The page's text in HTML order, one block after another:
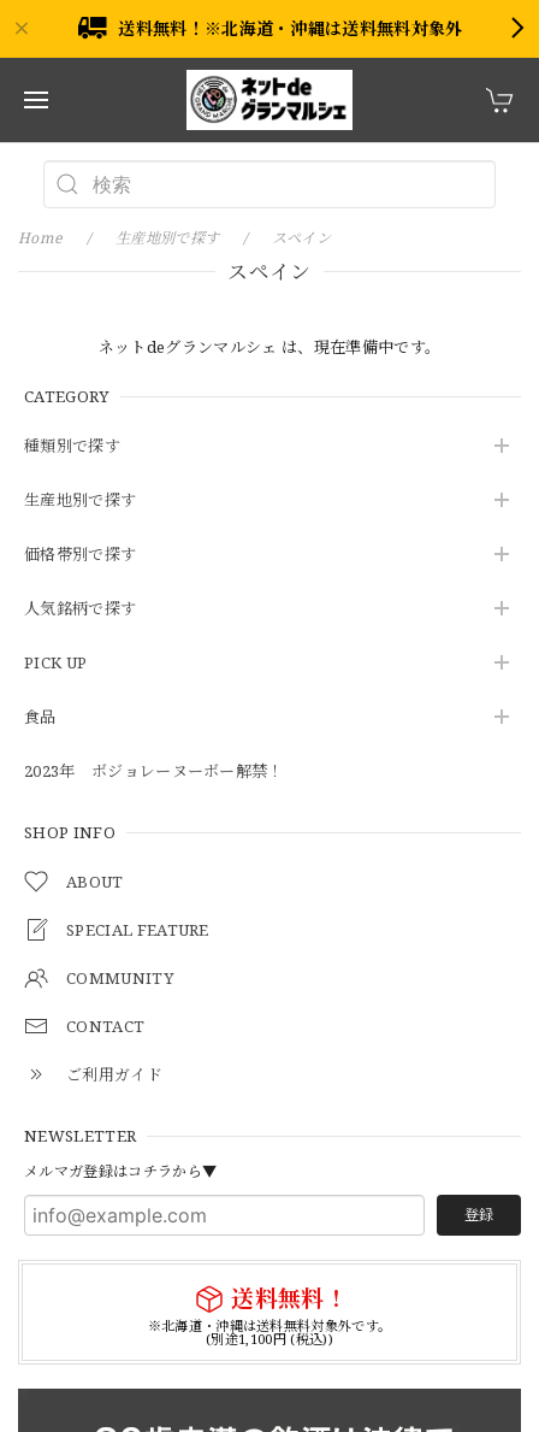
送料無料！※北海道・沖縄は送料無料対象外
CATEGORY
種類別で探す
生産地別で探す
価格帯別で探す
人気銘柄で探す
PICK UP
食品
2023年 ボジョレーヌーボー解禁！
SHOP INFO
ABOUT
SPECIAL FEATURE
COMMUNITY
CONTACT
ご利用ガイド
NEWSLETTER
メルマガ登録はコチラから▼
登録
送料無料！
※北海道・沖縄は送料無料対象外です。
(別途1,100円 (税込))
Home 生産地別で探す スペイン
スペイン
ネットdeグランマルシェ は、現在準備中です。